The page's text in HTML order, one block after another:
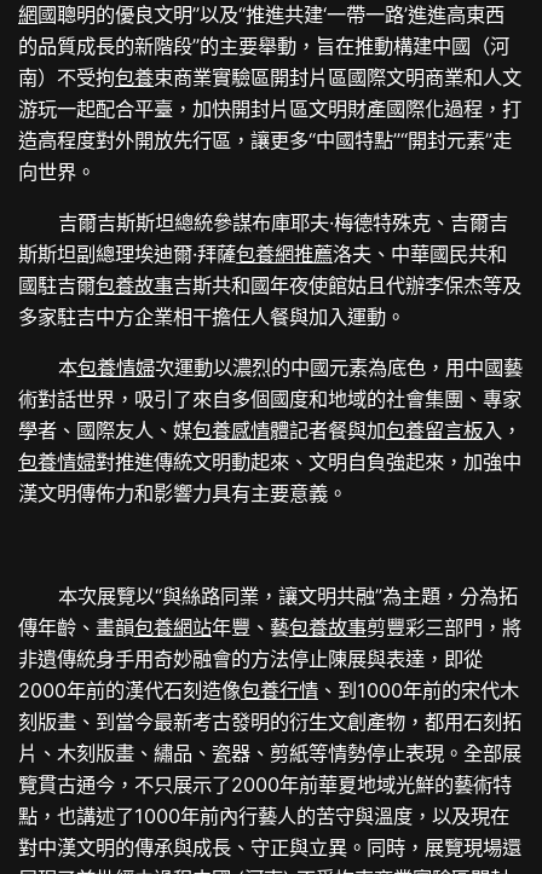
網國聰明的優良文明”以及“推進共建‘一帶一路’進進高東西
的品質成長的新階段”的主要舉動，旨在推動構建中國（河
南）不受拘包養束商業實驗區開封片區國際文明商業和人文
游玩一起配合平臺，加快開封片區文明財產國際化過程，打
造高程度對外開放先行區，讓更多“中國特點”“開封元素”走
向世界。
吉爾吉斯斯坦總統參謀布庫耶夫·梅德特殊克、吉爾吉
斯斯坦副總理埃迪爾·拜薩包養網推薦洛夫、中華國民共和
國駐吉爾包養故事吉斯共和國年夜使館姑且代辦李保杰等及
多家駐吉中方企業相干擔任人餐與加入運動。
本包養情婦次運動以濃烈的中國元素為底色，用中國藝
術對話世界，吸引了來自多個國度和地域的社會集團、專家
學者、國際友人、媒包養感情體記者餐與加包養留言板入，
包養情婦對推進傳統文明動起來、文明自負強起來，加強中
漢文明傳佈力和影響力具有主要意義。
本次展覽以“與絲路同業，讓文明共融”為主題，分為拓
傳年齡、畫韻包養網站年豐、藝包養故事剪豐彩三部門，將
非遺傳統身手用奇妙融會的方法停止陳展與表達，即從
2000年前的漢代石刻造像包養行情 、到1000年前的宋代木
刻版畫、到當今最新考古發明的衍生文創產物，都用石刻拓
片、木刻版畫、繡品、瓷器、剪紙等情勢停止表現。全部展
覽貫古通今，不只展示了2000年前華夏地域光鮮的藝術特
點，也講述了1000年前內行藝人的苦守與溫度，以及現在
對中漢文明的傳承與成長、守正與立異。同時，展覽現場還